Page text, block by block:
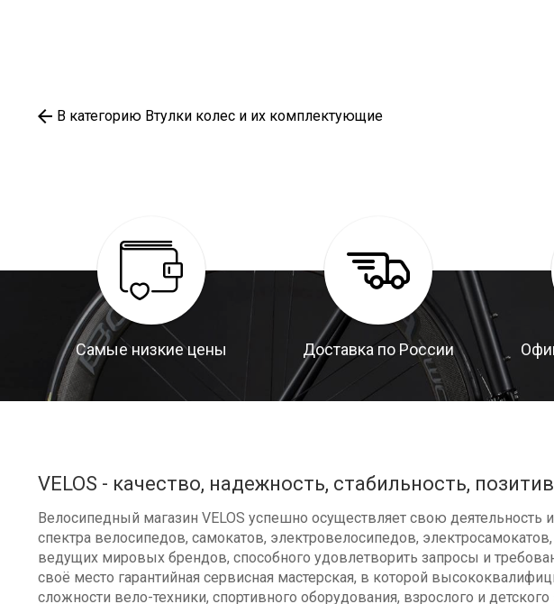
В категорию Втулки колес и их комплектующие
Самые низкие цены Доставка по России
VELOS - качество, надежность, стабильность,
Велосипедный магазин VELOS успешно осуществляет свою
спектра велосипедов, самокатов, электровелосипедов,
ведущих мировых брендов, способного удовлетворить запросы и
своё место гарантийная сервисная мастерская, в которой
сложности вело-техники, спортивного оборудования, взрослого и